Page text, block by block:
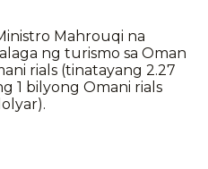
Mahrouqi na
ng turismo sa Oman
rials (tinatayang 2.27
1 bilyong Omani rials